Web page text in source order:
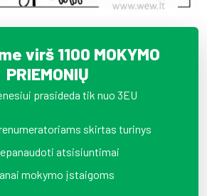
virš 1100 MOKYMO
PRIEMONIŲ
prasideda tik nuo 3EU
skirtas turinys
atsisiuntimai
mokymo įstaigoms